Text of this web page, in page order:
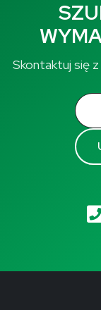
Skontaktuj się